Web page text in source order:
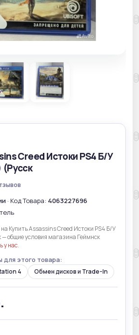
Creed Истоки PS4 Б/У
· Код Товара: 4063227696
Купить Assassins Creed Истоки PS4 Б/У
общие условия магазина Геймнск
у нас.
этого товара:
4 Обмен дисков и Trade-In